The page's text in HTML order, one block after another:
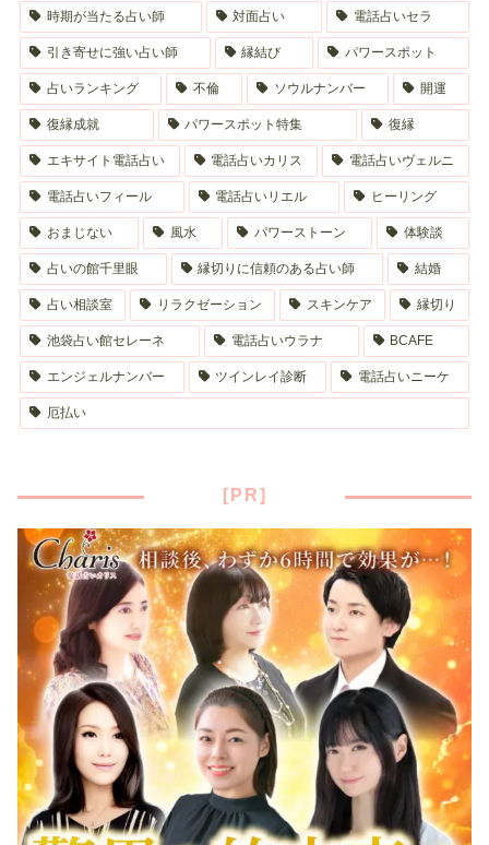
時期が当たる占い師 対面占い 電話占いセラ
引き寄せに強い占い師 縁結び パワースポット
占いランキング 不倫 ソウルナンバー 開運
復縁成就 パワースポット特集 復縁
エキサイト電話占い 電話占いカリス 電話占いヴェルニ
電話占いフィール 電話占いリエル ヒーリング
おまじない 風水 パワーストーン 体験談
占いの館千里眼 縁切りに信頼のある占い師 結婚
占い相談室 リラクゼーション スキンケア 縁切り
池袋占い館セレーネ 電話占いウラナ BCAFE
エンジェルナンバー ツインレイ診断 電話占いニーケ
厄払い
[PR]